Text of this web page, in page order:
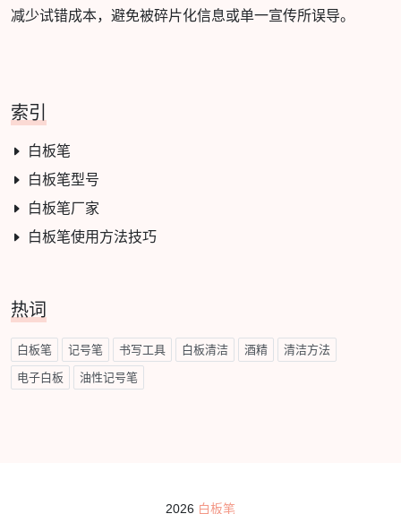
减少试错成本，避免被碎片化信息或单一宣传所误导。
索引
白板笔
白板笔型号
白板笔厂家
白板笔使用方法技巧
热词
白板笔 记号笔 书写工具 白板清洁 酒精 清洁方法
电子白板 油性记号笔
2026 白板笔